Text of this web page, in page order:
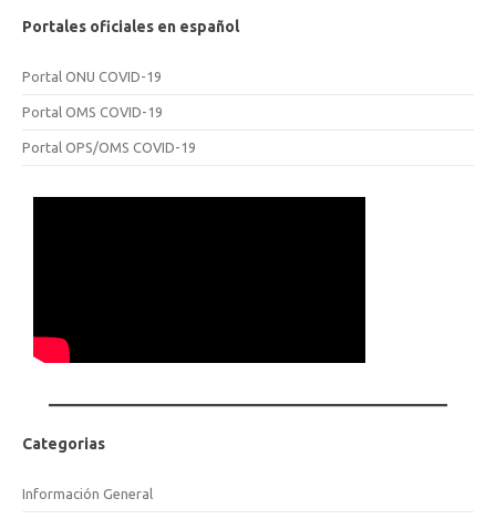
Portales oficiales en español
Portal ONU COVID-19
Portal OMS COVID-19
Portal OPS/OMS COVID-19
Categorias
Información General